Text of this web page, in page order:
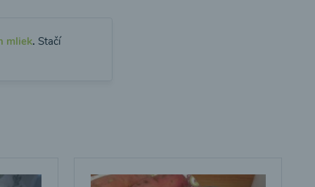
mliek. Stačí